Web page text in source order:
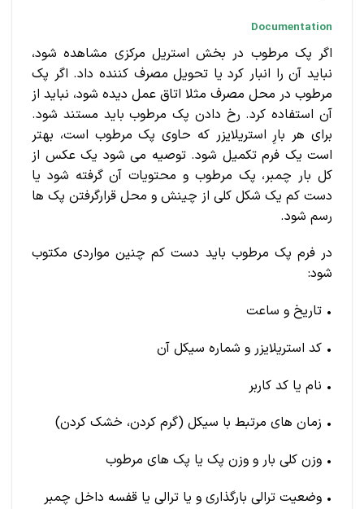
Documentation
اگر پک مرطوب در بخش استریل مرکزی مشاهده شود،
نباید آن را انبار کرد یا تحویل مصرف کننده داد. اگر پک
مرطوب در محل مصرف مثلا اتاق عمل دیده شود، نباید از
آن استفاده کرد. رخ دادن پک مرطوب باید مستند شود.
برای هر بارِ استریلایزر که حاوی پک مرطوب است، بهتر
است یک فرم تکمیل شود. توصیه می شود یک عکس از
کل بار چمبر، پک مرطوب و محتویات آن گرفته شود یا
دست کم یک شکل کلی از چینش و محل قرارگرفتن پک ها
رسم شود.
در فرم پک مرطوب باید دست کم چنین مواردی مکتوب
شود:
• تاریخ و ساعت
• کد استریلایزر و شماره سیکل آن
• نام یا کد کاربر
• زمان های مرتبط با سیکل (گرم کردن، خشک کردن)
• وزن کلی بار و وزن پک یا پک های مرطوب
• وضعیت ترالی بارگذاری و یا ترالی یا قفسه داخل چمبر